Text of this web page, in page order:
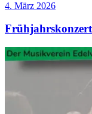
Veröffentlicht
4. März 2026